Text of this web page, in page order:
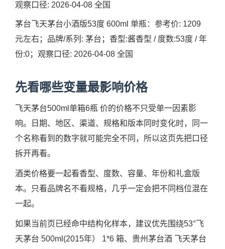
观察口径: 2026-04-08 全国
茅台飞天茅台小酒版53度 600ml 单瓶：参考价: 1209
元左右；品牌/系列: 茅台；香型:酱香型 / 度数:53度 / 年
份:0；观察口径: 2026-04-08 全国
先看哪些变量最影响价格
飞天茅台500ml单箱6瓶 价的价格不只受单一因素影
响。日期、地区、渠道、规格和版本同时变化时，同一
个名称看到的数字就可能完全不同，所以这页先把口径
拆开再看。
酒类价格要一起看香型、度数、容量、年份和礼盒版
本。只看品牌名不看规格，几乎一定会把不同档位混在
一起。
如果当前页已经命中结构化样本，建议优先围绕53°飞
天茅台 500ml(2015年） 1*6 箱、贵州茅台酒 飞天茅台